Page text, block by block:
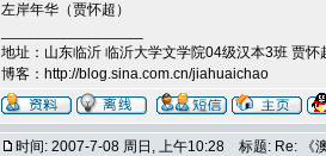
左岸年华（贾怀超）
地址：山东临沂 临沂大学文学院04级汉本3班 贾怀
博客：http://blog.sina.com.cn/jiahuaichao
时间: 2007-7-08 周日, 上午10:28 标题: Re: 《